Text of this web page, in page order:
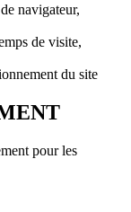
navigateur,
de visite,
du site
pour les